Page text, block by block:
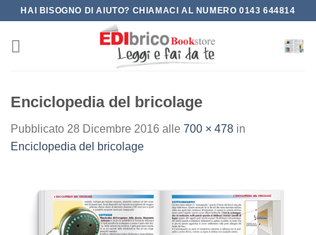
Salta
contenuti
HAI BISOGNO DI AIUTO? CHIAMACI AL NUMERO 0143 644814
Enciclopedia del bricolage
Pubblicato 28 Dicembre 2016 alle 700 × 478 in
Enciclopedia del bricolage